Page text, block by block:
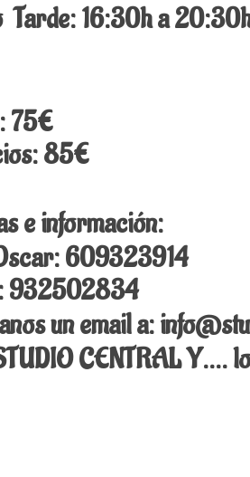
16:30h a
75€
85€
e información:
609323914
932502834
un email a:
CENTRAL Y….